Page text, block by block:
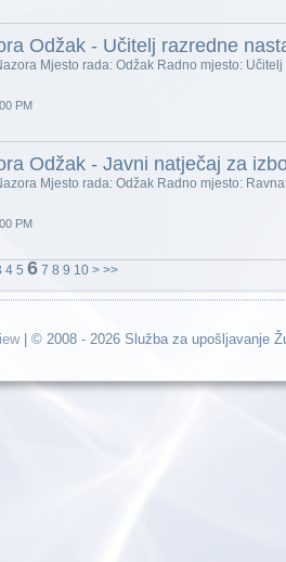
Odžak - Učitelj razredne
Mjesto rada: Odžak Radno mjesto:
PM
Odžak - Javni natječaj za
Mjesto rada: Odžak Radno mjesto:
PM
4 5 6 7 8 9 10 > >>
| © 2008 - 2026 Služba za upošljavanje